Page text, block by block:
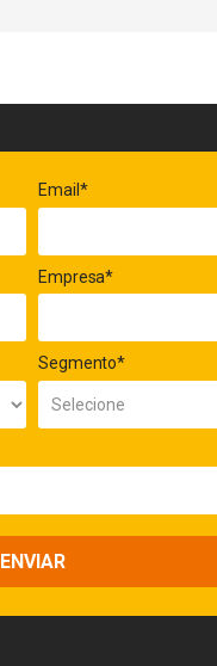
Email*
Empresa*
Segmento*
ENVIAR